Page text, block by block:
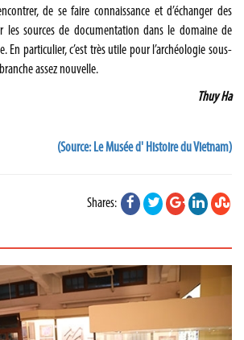
de se faire connaissance et d’échanger des
les sources de documentation dans le domaine de
En particulier, c’est très utile pour l’archéologie sous-
assez nouvelle.
Thuy Ha
(Source: Le Musée d' Histoire du Vietnam)
Shares: